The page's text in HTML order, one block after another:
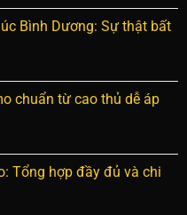
Bình Dương: Sự thật bất
chuẩn từ cao thủ dễ áp
Tổng hợp đầy đủ và chi